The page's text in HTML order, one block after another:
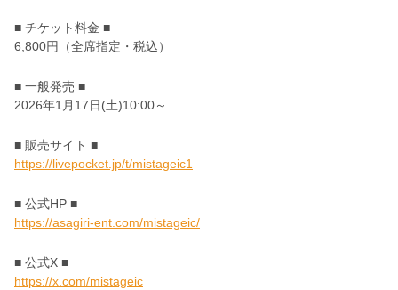
■ チケット料金 ■
6,800円（全席指定・税込）
■ 一般発売 ■
2026年1月17日(土)10:00～
■ 販売サイト ■
https://livepocket.jp/t/mistageic1
■ 公式HP ■
https://asagiri-ent.com/mistageic/
■ 公式X ■
https://x.com/mistageic